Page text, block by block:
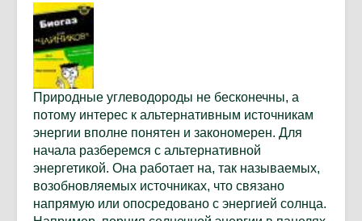
Природные углеводороды не бесконечны, а
потому интерес к альтернативным источникам
энергии вполне понятен и закономерен. Для
начала разберемся с альтернативной
энергетикой. Она работает на, так называемых,
возобновляемых источниках, что связано
напрямую или опосредовано с энергией солнца.